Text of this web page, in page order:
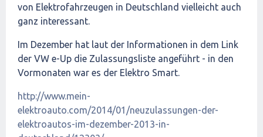
von Elektrofahrzeugen in Deutschland vielleicht auch
ganz interessant.
Im Dezember hat laut der Informationen in dem Link
der VW e-Up die Zulassungsliste angeführt - in den
Vormonaten war es der Elektro Smart.
http://www.mein-
elektroauto.com/2014/01/neuzulassungen-der-
elektroautos-im-dezember-2013-in-